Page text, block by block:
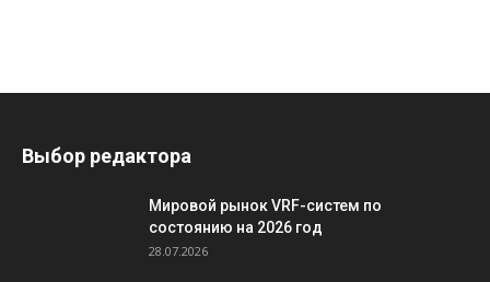
Выбор редактора
Мировой рынок VRF-систем по
состоянию на 2026 год
28.07.2026